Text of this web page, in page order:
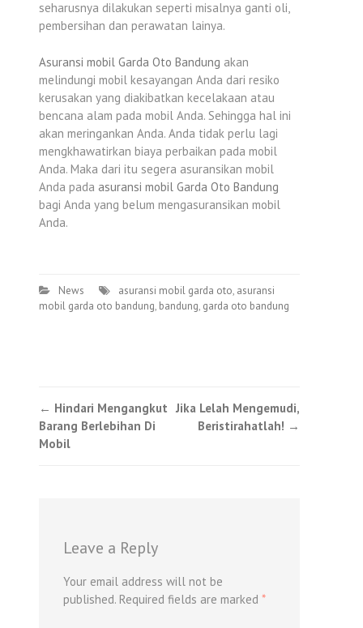
seharusnya dilakukan seperti misalnya ganti oli,
pembersihan dan perawatan lainya.
Asuransi mobil Garda Oto Bandung akan
melindungi mobil kesayangan Anda dari resiko
kerusakan yang diakibatkan kecelakaan atau
bencana alam pada mobil Anda. Sehingga hal ini
akan meringankan Anda. Anda tidak perlu lagi
mengkhawatirkan biaya perbaikan pada mobil
Anda. Maka dari itu segera asuransikan mobil
Anda pada asuransi mobil Garda Oto Bandung
bagi Anda yang belum mengasuransikan mobil
Anda.
News asuransi mobil garda oto, asuransi
mobil garda oto bandung, bandung, garda oto bandung
Post
navigation
← Hindari Mengangkut
Barang Berlebihan Di
Mobil
Jika Lelah Mengemudi,
Beristirahatlah! →
Leave a Reply
Your email address will not be
published. Required fields are marked *